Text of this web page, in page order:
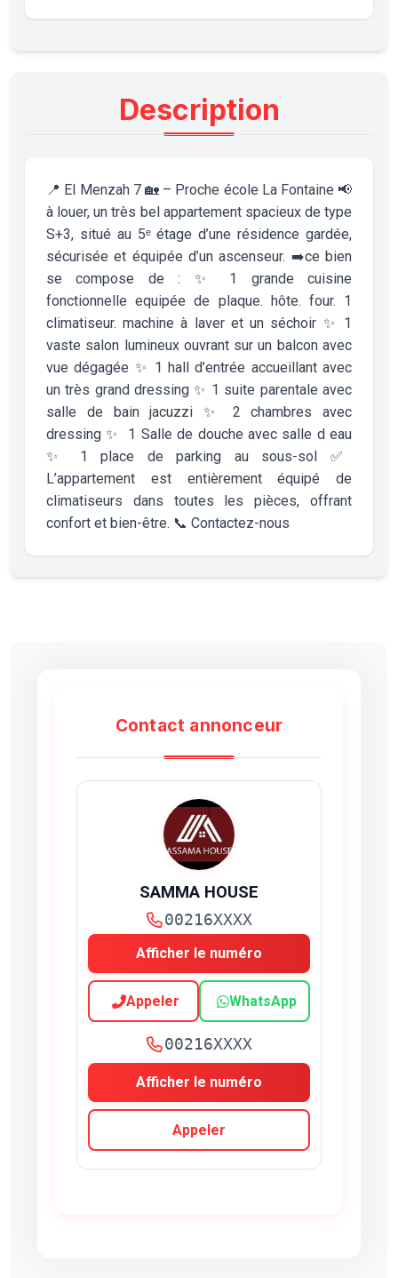
Description
📍 El Menzah 7 🏡 – Proche école La Fontaine 📢
à louer, un très bel appartement spacieux de type
S+3, situé au 5ᵉ étage d’une résidence gardée,
sécurisée et équipée d’un ascenseur. ➡️ce bien
se compose de : ✨️ ️1 grande cuisine
fonctionnelle equipée de plaque. hôte. four. 1
climatiseur. machine à laver et un séchoir ✨️ ️1
vaste salon lumineux ouvrant sur un balcon avec
vue dégagée ✨️️ 1 hall d’entrée accueillant avec
un très grand dressing ✨️ 1 suite parentale avec
salle de bain jacuzzi ✨️ ️2 chambres avec
dressing ✨️ ️ 1 Salle de douche avec salle d eau
✨️ 1 place de parking au sous-sol ✅️
L’appartement est entièrement équipé de
climatiseurs dans toutes les pièces, offrant
confort et bien-être. 📞 Contactez-nous
Contact annonceur
SAMMA HOUSE
00216XXXX
Afficher le numéro
Appeler WhatsApp
00216XXXX
Afficher le numéro
Appeler